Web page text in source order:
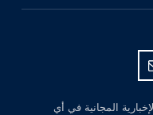
المجانية في أي